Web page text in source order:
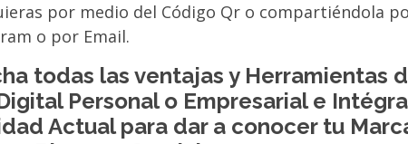
por medio del Código Qr o compartiéndola
o por Email.
todas las ventajas y Herramientas
Personal o Empresarial e
Actual para dar a conocer tu